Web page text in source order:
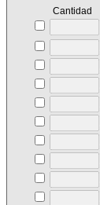
Cantidad